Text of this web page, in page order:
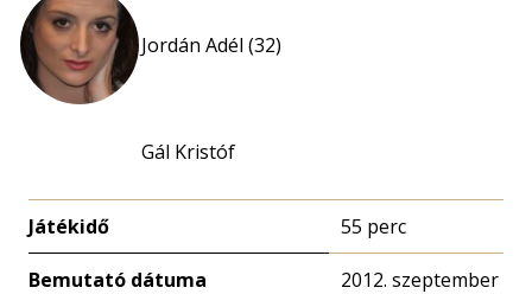
Jordán Adél (32)
Gál Kristóf
Játékidő 55 perc
Bemutató dátuma
2012. szeptember